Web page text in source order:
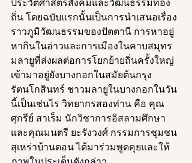
ถิ่น โดยฉบับแรกนั้นเป็นการนำเสนอเรื่อง
ราวภูมิวัฒนธรรมของปัตตานี การหาอยู่
หากินในอ่าวและการเมืองในคาบสมุทร
มลายูที่ส่งผลต่อการโยกย้ายถิ่นครั้งใหญ่
เข้ามาอยู่ยังบางกอกในสมัยต้นกรุง
รัตนโกสินทร์ ชาวมลายูในบางกอกในวัน
นี้เป็นเช่นไร วิทยากรสองท่าน คือ คุณ
ศุกรีย์ สาเร็ม นักวิชาการอิสลามศึกษา
และคุณมนตรี ยะรังวงศ์ กรรมการชุมชน
สุเหร่าบ้านดอน ได้มาร่วมพูดคุยและให้